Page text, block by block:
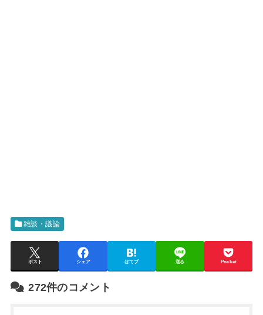
雑談・議論
ポスト シェア はてブ 送る Pocket
272件のコメント